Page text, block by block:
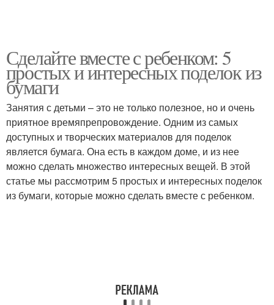
Сделайте вместе с ребенком: 5
простых и интересных поделок из
бумаги
Занятия с детьми – это не только полезное, но и очень
приятное времяпрепровождение. Одним из самых
доступных и творческих материалов для поделок
является бумага. Она есть в каждом доме, и из нее
можно сделать множество интересных вещей. В этой
статье мы рассмотрим 5 простых и интересных поделок
из бумаги, которые можно сделать вместе с ребенком.